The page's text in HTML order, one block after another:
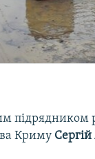
підрядником
Криму Сергій